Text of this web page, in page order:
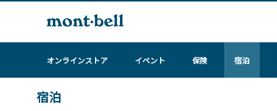
オンラインストア イベント 保険 宿泊
宿泊